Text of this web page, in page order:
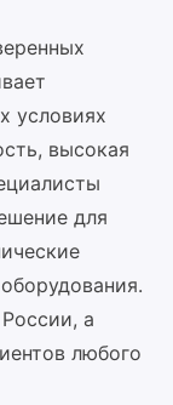
условиях
высокая
для
а
любого